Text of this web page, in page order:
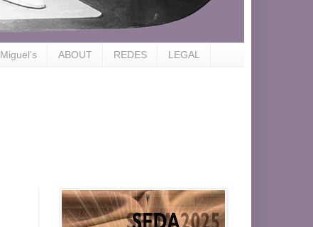
Miguel's ABOUT REDES LEGAL